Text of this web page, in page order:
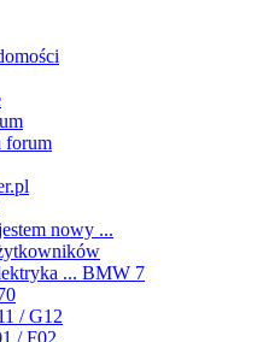
forum
nowy ...
... BMW 7
/ G12
/ F02